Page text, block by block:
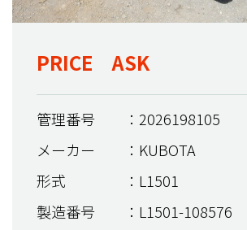
PRICE ASK
管理番号
：2026198105
メーカー
：KUBOTA
形式
：L1501
製造番号
：L1501-108576